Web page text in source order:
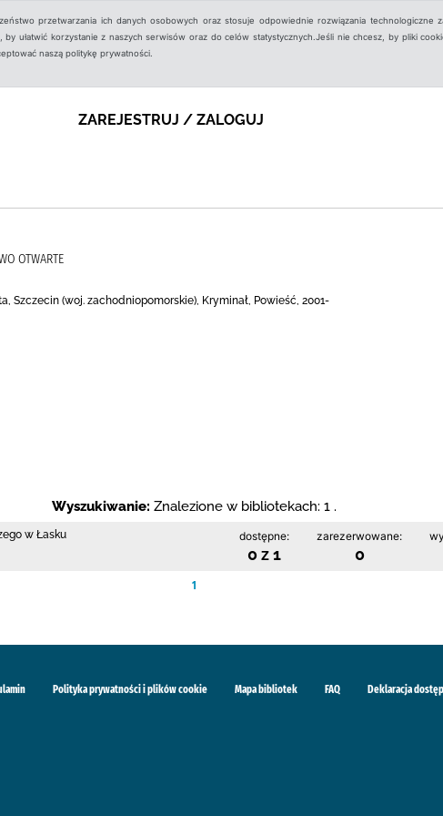
przetwarzania ich danych osobowych oraz stosuje odpowiednie rozwiązania technologiczne
ułatwić korzystanie z naszych serwisów oraz do celów statystycznych.Jeśli nie chcesz, by pliki
naszą politykę prywatności.
ZAREJESTRUJ / ZALOGUJ
OTWARTE
Szczecin (woj. zachodniopomorskie), Kryminał, Powieść, 2001-
Wyszukiwanie: Znalezione w bibliotekach: 1 .
w Łasku dostępne:
0 z 1
zarezerwowane:
0
1
Polityka prywatności i plików cookie Mapa bibliotek FAQ Deklaracja